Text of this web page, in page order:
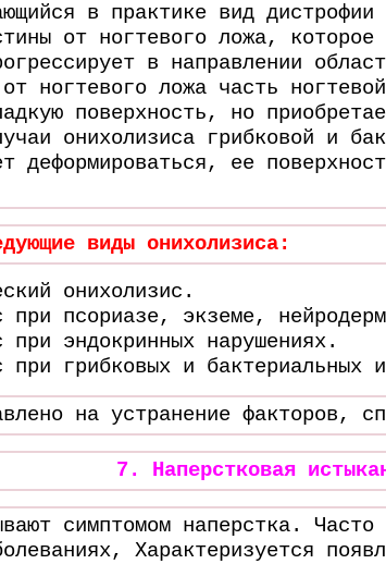
в практике вид
от ногтевого ложа,
в направлении
ногтевого ложа часть
поверхность, но
онихолизиса грибковой и
деформироваться, ее
виды онихолизиса:
онихолизис.
при псориазе, экземе,
при эндокринных нарушениях.
при грибковых и бактериальных
на устранение факторов,
7. Наперстковая
симптомом наперстка.
Характеризуется